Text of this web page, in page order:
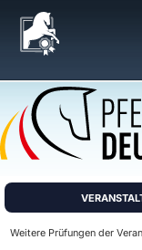
Weitere Prüfungen der